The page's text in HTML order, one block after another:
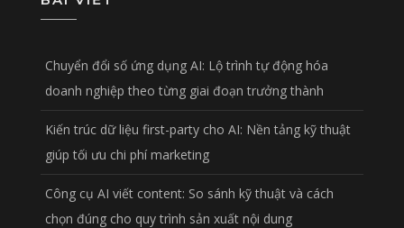
Chuyển đổi số ứng dụng AI: Lộ trình tự động hóa
doanh nghiệp theo từng giai đoạn trưởng thành
Kiến trúc dữ liệu first-party cho AI: Nền tảng kỹ thuật
giúp tối ưu chi phí marketing
Công cụ AI viết content: So sánh kỹ thuật và cách
chọn đúng cho quy trình sản xuất nội dung